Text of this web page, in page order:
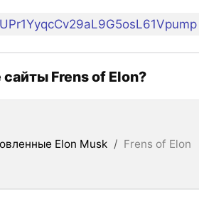
Frens of Elon?
Elon Musk / Frens of Elon